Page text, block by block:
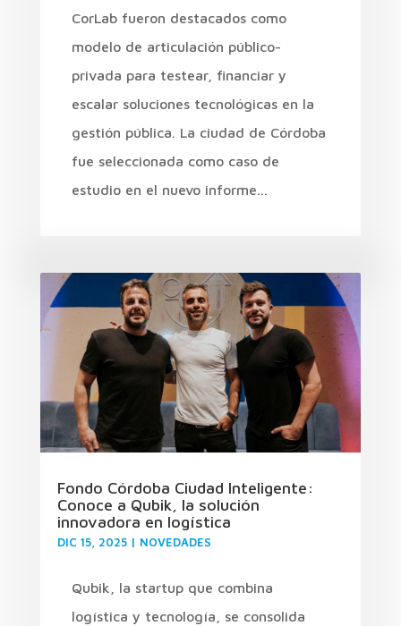
CorLab fueron destacados como
modelo de articulación público-
privada para testear, financiar y
escalar soluciones tecnológicas en la
gestión pública. La ciudad de Córdoba
fue seleccionada como caso de
estudio en el nuevo informe...
Fondo Córdoba Ciudad Inteligente:
Conoce a Qubik, la solución
innovadora en logística
DIC 15, 2025| NOVEDADES
Qubik, la startup que combina
logística y tecnología, se consolida